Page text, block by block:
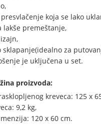
koja se lako
lakše premeštanje,
sklapanje(idealno za
je uključena u set.
proizvoda:
kreveca: 125 x
9,2 kg,
120 x 60 cm.